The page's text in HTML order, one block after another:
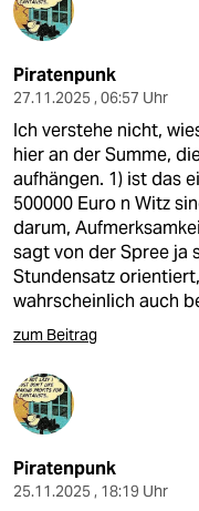
Piratenpunk
27.11.2025 , 06:57 Uhr
Ich verstehe nicht,
hier an der Summe,
aufhängen. 1) ist das
500000 Euro n Witz
darum,
sagt von der Spree ja
Stundensatz
wahrscheinlich auch
zum Beitrag
Piratenpunk
25.11.2025 , 18:19 Uhr